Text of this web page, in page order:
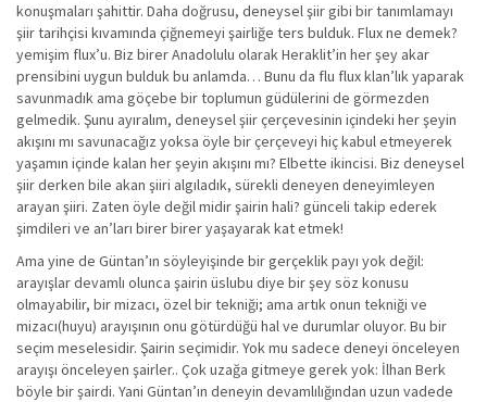
konuşmaları şahittir. Daha doğrusu, deneysel şiir gibi bir tanımlamayı
şiir tarihçisi kıvamında çiğnemeyi şairliğe ters bulduk. Flux ne demek?
yemişim flux’u. Biz birer Anadolulu olarak Heraklit’in her şey akar
prensibini uygun bulduk bu anlamda… Bunu da flu flux klan’lık yaparak
savunmadık ama göçebe bir toplumun güdülerini de görmezden
gelmedik. Şunu ayıralım, deneysel şiir çerçevesinin içindeki her şeyin
akışını mı savunacağız yoksa öyle bir çerçeveyi hiç kabul etmeyerek
yaşamın içinde kalan her şeyin akışını mı? Elbette ikincisi. Biz deneysel
şiir derken bile akan şiiri algıladık, sürekli deneyen deneyimleyen
arayan şiiri. Zaten öyle değil midir şairin hali? günceli takip ederek
şimdileri ve an’ları birer birer yaşayarak kat etmek!
Ama yine de Güntan’ın söyleyişinde bir gerçeklik payı yok değil:
arayışlar devamlı olunca şairin üslubu diye bir şey söz konusu
olmayabilir, bir mizacı, özel bir tekniği; ama artık onun tekniği ve
mizacı(huyu) arayışının onu götürdüğü hal ve durumlar oluyor. Bu bir
seçim meselesidir. Şairin seçimidir. Yok mu sadece deneyi önceleyen
arayışı önceleyen şairler.. Çok uzağa gitmeye gerek yok: İlhan Berk
böyle bir şairdi. Yani Güntan’ın deneyin devamlılığından uzun vadede